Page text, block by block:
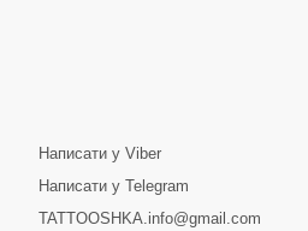
Написати у Viber
Написати у Telegram
TATTOOSHKA.info@gmail.com